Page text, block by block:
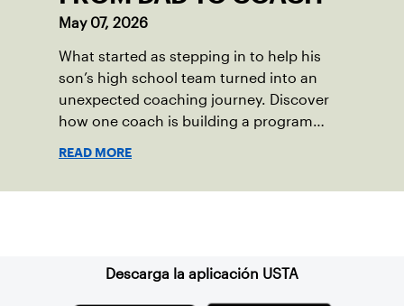
May 07, 2026
What started as stepping in to help his
son’s high school team turned into an
unexpected coaching journey. Discover
how one coach is building a program
READ MORE
Descarga la aplicación USTA